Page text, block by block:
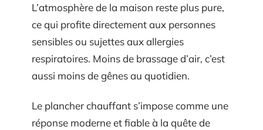
L’atmosphère de la maison reste plus pure,
ce qui profite directement aux personnes
sensibles ou sujettes aux allergies
respiratoires. Moins de brassage d’air, c’est
aussi moins de gênes au quotidien.
Le plancher chauffant s’impose comme une
réponse moderne et fiable à la quête de